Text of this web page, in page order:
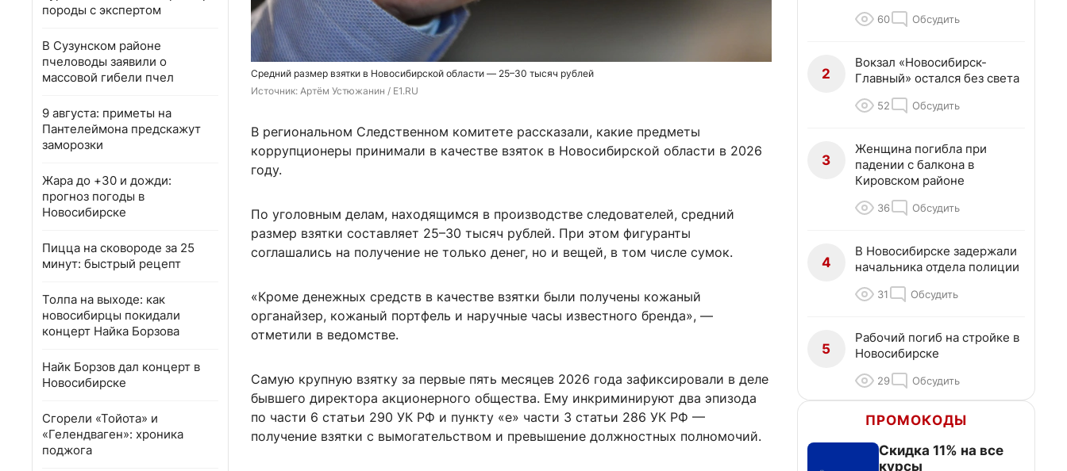
породы с экспертом
В Сузунском районе
пчеловоды заявили о
массовой гибели пчел
9 августа: приметы на
Пантелеймона предскажут
заморозки
Жара до +30 и дожди:
прогноз погоды в
Новосибирске
Пицца на сковороде за 25
минут: быстрый рецепт
Толпа на выходе: как
новосибирцы покидали
концерт Найка Борзова
Найк Борзов дал концерт в
Новосибирске
Сгорели «Тойота» и
«Гелендваген»: хроника
поджога
Средний размер взятки в Новосибирской области — 25–30 тысяч рублей
Источник: Артём Устюжанин / E1.RU
В региональном Следственном комитете рассказали, какие предметы
коррупционеры принимали в качестве взяток в Новосибирской области в 2026
году.
По уголовным делам, находящимся в производстве следователей, средний
размер взятки составляет 25–30 тысяч рублей. При этом фигуранты
соглашались на получение не только денег, но и вещей, в том числе сумок.
«Кроме денежных средств в качестве взятки были получены кожаный
органайзер, кожаный портфель и наручные часы известного бренда», —
отметили в ведомстве.
Самую крупную взятку за первые пять месяцев 2026 года зафиксировали в деле
бывшего директора акционерного общества. Ему инкриминируют два эпизода
по части 6 статьи 290 УК РФ и пункту «е» части 3 статьи 286 УК РФ —
получение взятки с вымогательством и превышение должностных полномочий.
60 Обсудить
2
Вокзал «Новосибирск-
Главный» остался без света
52 Обсудить
3
Женщина погибла при
падении с балкона в
Кировском районе
36 Обсудить
4
В Новосибирске задержали
начальника отдела полиции
31 Обсудить
5
Рабочий погиб на стройке в
Новосибирске
29 Обсудить
ПРОМОКОДЫ
Скидка 11% на все
курсы